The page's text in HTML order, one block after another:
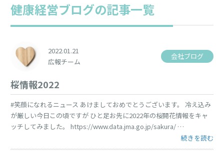
健康経営ブログの記事一覧
2022.01.21
広報チーム
会社ブログ
桜情報2022
#笑顔になれるニュース あけましておめでとうございます。 冷え込み
が厳しい今日この頃ですが ひと足お先に2022年の桜開花情報をキャ
ッチしてみました。 https://www.data.jma.go.jp/sakura/ …
“桜情報2022”
続きを読む